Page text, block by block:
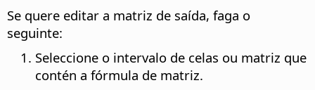
Se quere editar a matriz de saída, faga o
seguinte:
Seleccione o intervalo de celas ou matriz que
contén a fórmula de matriz.